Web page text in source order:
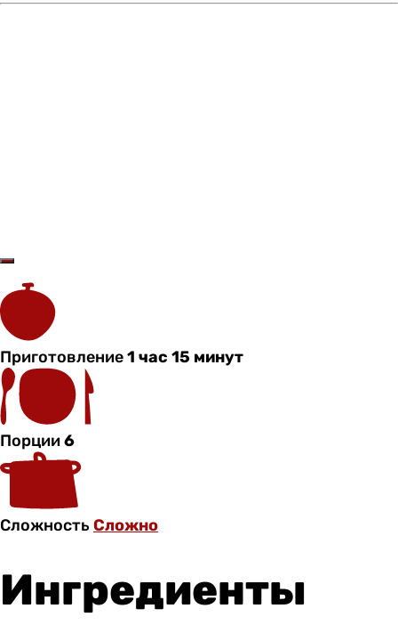
Приготовление1 час 15 минут
Порции6
Сложность Сложно
Ингредиенты